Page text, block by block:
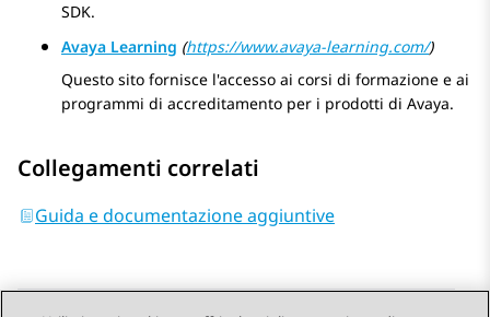
SDK.
Avaya Learning (https://www.avaya-learning.com/)
Questo sito fornisce l'accesso ai corsi di formazione e ai
programmi di accreditamento per i prodotti di Avaya.
Collegamenti correlati
Guida e documentazione aggiuntive